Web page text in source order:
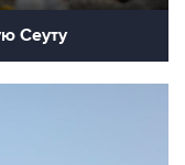
Сеуту